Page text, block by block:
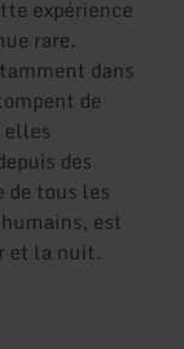
expérience
rare.
dans
de
elles
des
tous les
est
et la nuit.